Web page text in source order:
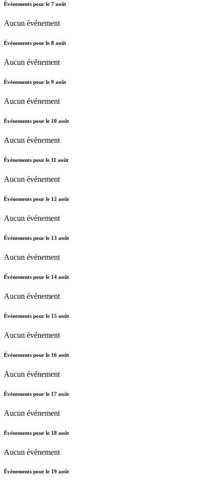
Événements pour le 7 août
Aucun événement
Événements pour le 8 août
Aucun événement
Événements pour le 9 août
Aucun événement
Événements pour le 10 août
Aucun événement
Événements pour le 11 août
Aucun événement
Événements pour le 12 août
Aucun événement
Événements pour le 13 août
Aucun événement
Événements pour le 14 août
Aucun événement
Événements pour le 15 août
Aucun événement
Événements pour le 16 août
Aucun événement
Événements pour le 17 août
Aucun événement
Événements pour le 18 août
Aucun événement
Événements pour le 19 août